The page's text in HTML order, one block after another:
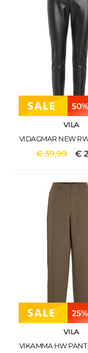
50%
VILA
€39,99 €
25%
VILA